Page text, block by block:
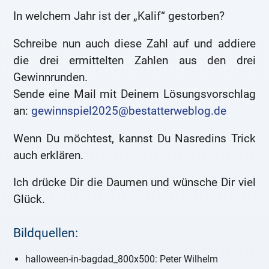
In welchem Jahr ist der „Kalif“ gestorben?
Schreibe nun auch diese Zahl auf und addiere
die drei ermittelten Zahlen aus den drei
Gewinnrunden.
Sende eine Mail mit Deinem Lösungsvorschlag
an: gewinnspiel2025@bestatterweblog.de
Wenn Du möchtest, kannst Du Nasredins Trick
auch erklären.
Ich drücke Dir die Daumen und wünsche Dir viel
Glück.
Bildquellen:
halloween-in-bagdad_800x500: Peter Wilhelm